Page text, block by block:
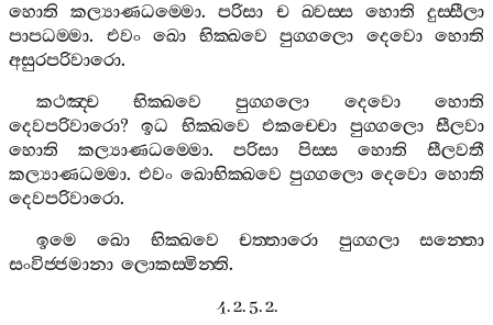
හොති
කල්‍යාණධම‍්මො.පරිසා ච ඛ‍්වස‍්ස හොති
දුස‍්සීලා
පාපධම‍්මා. එවං ඛො භික‍්ඛවෙ පුග‍්ගලො දෙවො
හොති
අසුරපරිවාරො.
කථඤ‍්ච
භික‍්ඛවෙ පුග‍්ගලො දෙවො
හොති
දෙවපරිවාරො?ඉධ භික‍්ඛවෙ එකච‍්චො පුග‍්ගලො
සීලවා
හොති
කල්‍යාණධම‍්මො. පරිසා පිස‍්ස හොති
සීලවතී
කල්‍යාණධම‍්මා. එවං ඛොභික‍්ඛවෙ පුග‍්ගලො දෙවො හොති
දෙවපරිවාරො.
ඉමෙ
ඛො භික‍්ඛවෙ චත‍්තාරො පුග‍්ගලා
සන‍්තො
සංවිජ‍්ජමානා ලොකස‍්මින‍්ති.
4. 2. 5. 2.